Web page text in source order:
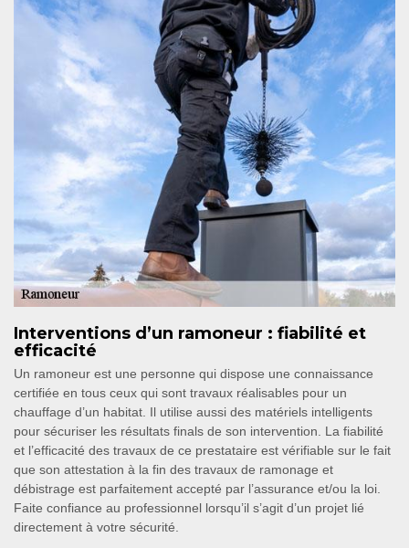
Interventions d’un ramoneur : fiabilité et
efficacité
Un ramoneur est une personne qui dispose une connaissance
certifiée en tous ceux qui sont travaux réalisables pour un
chauffage d’un habitat. Il utilise aussi des matériels intelligents
pour sécuriser les résultats finals de son intervention. La fiabilité
et l’efficacité des travaux de ce prestataire est vérifiable sur le fait
que son attestation à la fin des travaux de ramonage et
débistrage est parfaitement accepté par l’assurance et/ou la loi.
Faite confiance au professionnel lorsqu’il s’agit d’un projet lié
directement à votre sécurité.